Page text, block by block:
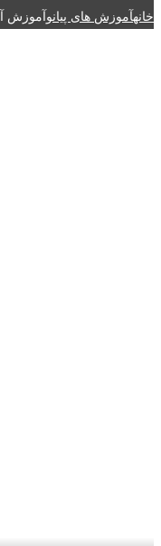
خانهآموزش های پیانوآموزش